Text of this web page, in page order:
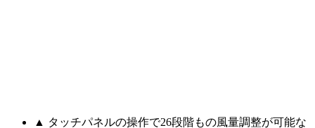
▲ タッチパネルの操作で26段階もの風量調整が可能な